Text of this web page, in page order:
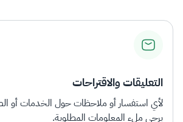
التعليقات والاقتراحات
لأي استفسار أو ملاحظات حول الخدمات أو
يرجى ملء المعلومات المطلوبة.